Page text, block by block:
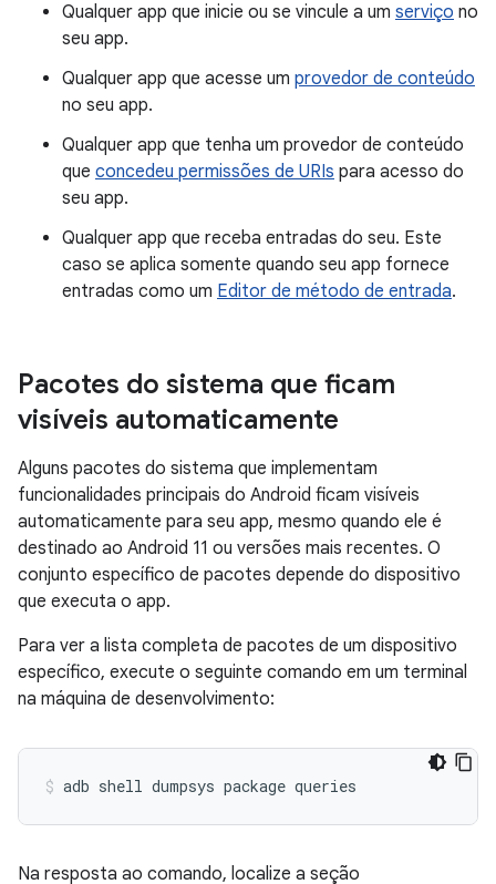
Qualquer app que inicie ou se vincule a um serviço no
seu app.
Qualquer app que acesse um provedor de conteúdo
no seu app.
Qualquer app que tenha um provedor de conteúdo
que concedeu permissões de URIs para acesso do
seu app.
Qualquer app que receba entradas do seu. Este
caso se aplica somente quando seu app fornece
entradas como um Editor de método de entrada.
Pacotes do sistema que ficam
visíveis automaticamente
Alguns pacotes do sistema que implementam
funcionalidades principais do Android ficam visíveis
automaticamente para seu app, mesmo quando ele é
destinado ao Android 11 ou versões mais recentes. O
conjunto específico de pacotes depende do dispositivo
que executa o app.
Para ver a lista completa de pacotes de um dispositivo
específico, execute o seguinte comando em um terminal
na máquina de desenvolvimento:
Na resposta ao comando, localize a seção